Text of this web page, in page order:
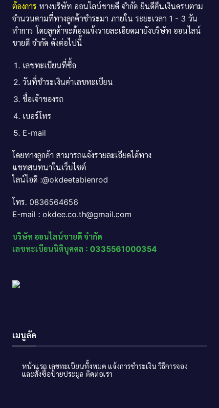
ต้องการ ทางบริษัท ออนไลน์ขายดี จำกัด ยินดีคืนเงินครบตาม
จำนวนตามที่ทางลูกค้าชำระมา ภายใน ระยะเวลา 1 - 3 วัน
ทำการ โดยลูกค้าจะต้องแจ้งรายละเอียดมายังบริษัท ออนไลน์
ขายดี จำกัด ดังต่อไปนี้
เลขทะเบียนที่ซื้อ
วันที่ชำระเงินค่าเลขทะเบียน
ชื่อเจ้าของรถ
เบอร์โทร
E-mail
โดยทางลูกค้า สามารถแจ้งรายละเอียดได้ทาง
แชทสนทนาในเว็บไซต์
ไลน์ไอดี :@okdeetabienrod
โทร. 0836564656
E-mail : okdee.co.th@gmail.com
บริษัท ออนไลน์ขายดี จำกัด
เลขทะเบียนนิติบุคคล : 0335561000354
เมนูลัด
หน้าแรก เลขทะเบียนทั้งหมด แจ้งการชำระเงิน วิธีการจอง
และสั่งซื้อป้ายประมูล ติดต่อเรา